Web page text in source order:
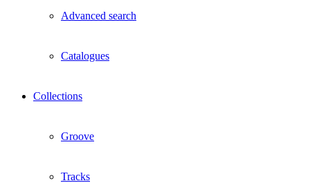
Advanced search
Catalogues
Collections
Groove
Tracks